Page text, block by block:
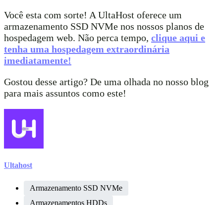
Você esta com sorte! A UltaHost oferece um
armazenamento SSD NVMe nos nossos planos de
hospedagem web. Não perca tempo, clique aqui e
tenha uma hospedagem extraordinária
imediatamente!
Gostou desse artigo? De uma olhada no nosso blog
para mais assuntos como este!
Ultahost
Armazenamento SSD NVMe
Armazenamentos HDDs